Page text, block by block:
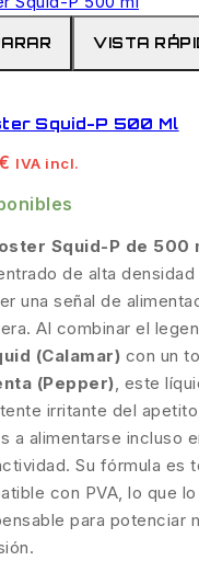
VISTA
Squid-P 500 Ml
IVA incl.
Squid-P de 500
de alta densidad
una señal de
Al combinar el
(Calamar) con un
(Pepper), este
irritante del
a alimentarse incluso
Su fórmula es
con PVA, lo que
para potenciar